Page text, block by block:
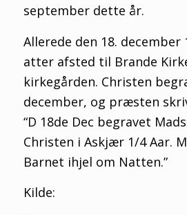
september dette år.
Allerede den 18. december
atter afsted til Brande
kirkegården. Christen
december, og præsten
“D 18de Dec begravet
Christen i Askjær 1/4 Aar.
Barnet ihjel om Natten.”
Kilde: